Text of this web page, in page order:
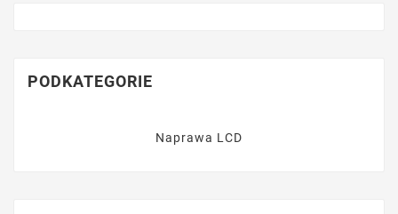
PODKATEGORIE
Naprawa LCD